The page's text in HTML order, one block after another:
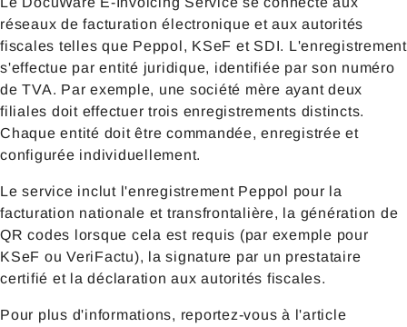
réseaux de facturation électronique et aux autorités
fiscales telles que Peppol, KSeF et SDI. L'enregistrement
s'effectue par entité juridique, identifiée par son numéro
de TVA. Par exemple, une société mère ayant deux
filiales doit effectuer trois enregistrements distincts.
Chaque entité doit être commandée, enregistrée et
configurée individuellement.
Le service inclut l'enregistrement Peppol pour la
facturation nationale et transfrontalière, la génération de
QR codes lorsque cela est requis (par exemple pour
KSeF ou VeriFactu), la signature par un prestataire
certifié et la déclaration aux autorités fiscales.
Pour plus d'informations, reportez-vous à l'article